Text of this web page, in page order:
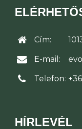
Cím:
E-mail:
Telefon:
HÍRLEVÉL